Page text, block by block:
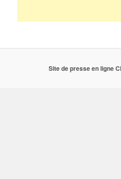
Site de presse en ligne